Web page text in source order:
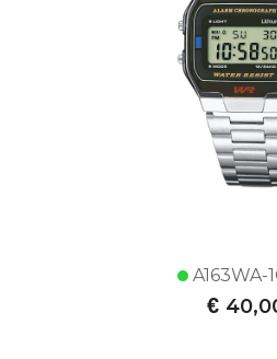
A163WA-
€